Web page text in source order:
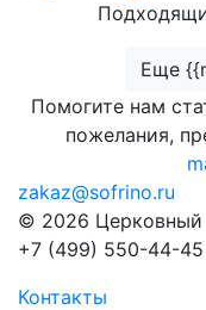
Еще
Помогите нам
пожелания,
zakaz@sofrino.ru
© 2026
+7 (499) 550-44-45
Контакты